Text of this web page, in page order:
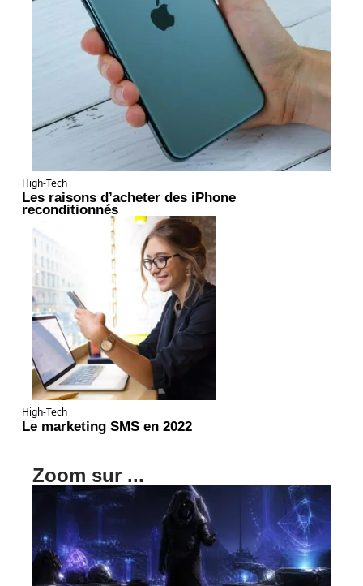
High-Tech
Les raisons d’acheter des iPhone
reconditionnés
High-Tech
Le marketing SMS en 2022
Zoom sur ...